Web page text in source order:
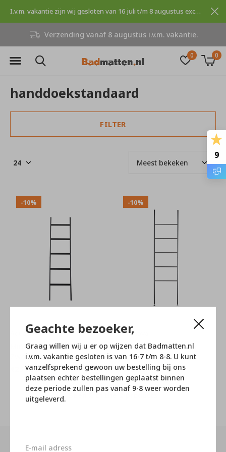
Geachte bezoeker,
Graag willen wij u er op wijzen dat Badmatten.nl
i.v.m. vakantie gesloten is van 16-7 t/m 8-8. U kunt
vanzelfsprekend gewoon uw bestelling bij ons
plaatsen echter bestellingen geplaatst binnen
deze periode zullen pas vanaf 9-8 weer worden
uitgeleverd.
0 0
Verzending vanaf 8 augustus i.v.m. vakantie.
I.v.m. vakantie zijn wij gesloten van 16 juli t/m 8 augustus excuses voor dit ongemak.
handdoekstandaard
FILTER
-10%
Aquanova
Mink Handdoek ladder
Zwart
€251,95 €279,95
-10%
Aquanova
Icon Handdoek ladder
Zwart
€116,95 €129,95
Seen 2 of the 2 products
9